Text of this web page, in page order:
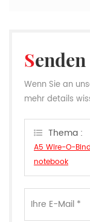
Wenn Sie an
mehr details
können.Thema :
A5 Wire-O-
notebook